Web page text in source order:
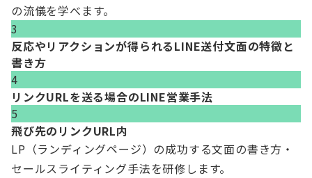
の流儀を学べます。
3
反応やリアクションが得られるLINE送付文面の特徴と
書き方
4
リンクURLを送る場合のLINE営業手法
5
飛び先のリンクURL内
LP（ランディングページ）の成功する文面の書き方・
セールスライティング手法を研修します。